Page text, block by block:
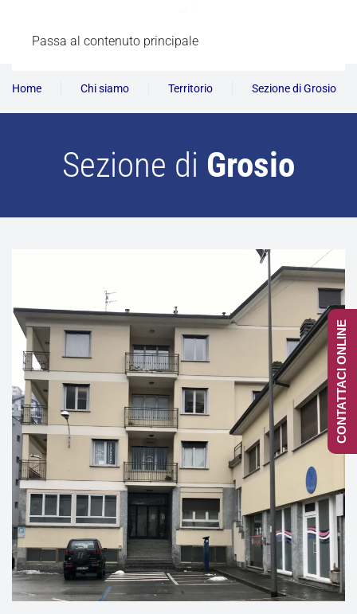
Passa al contenuto principale
Home Chi siamo Territorio Sezione di Grosio
Sezione di Grosio
CONTATTACI ONLINE